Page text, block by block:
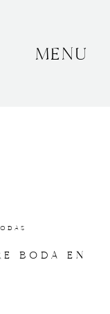
MENU
BODA EN